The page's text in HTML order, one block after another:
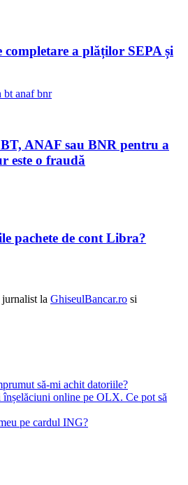
completare a plăților SEPA și
ANAF sau BNR pentru a
este o fraudă
pachete de cont Libra?
jurnalist la GhiseulBancar.ro si
să-mi achit datoriile?
online pe OLX. Ce pot să
pe cardul ING?